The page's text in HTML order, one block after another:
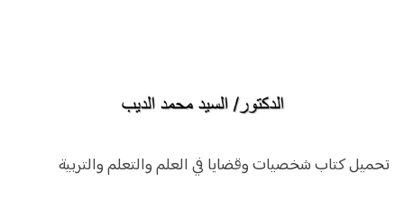
كتاب شخصيات وقضايا في العلم والتعلم والتربية